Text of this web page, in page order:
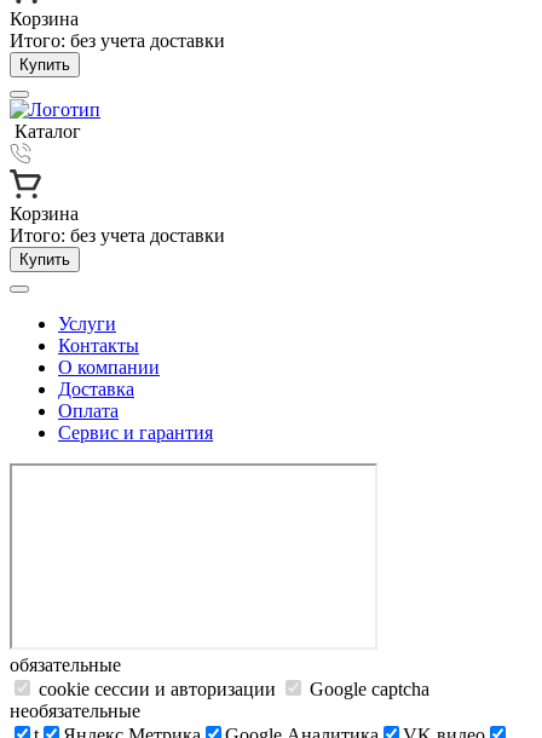
Корзина
Итого: без учета доставки
Купить
Каталог
Корзина
Итого: без учета доставки
Купить
Услуги
Контакты
О компании
Доставка
Оплата
Сервис и гарантия
обязательные
cookie сессии и авторизации
Google captcha
необязательные